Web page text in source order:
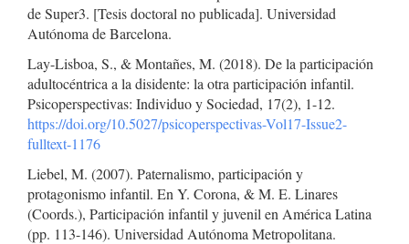
de Super3. [Tesis doctoral no publicada]. Universidad
Autónoma de Barcelona.
Lay-Lisboa, S., & Montañes, M. (2018). De la participación
adultocéntrica a la disidente: la otra participación infantil.
Psicoperspectivas: Individuo y Sociedad, 17(2), 1-12.
https://doi.org/10.5027/psicoperspectivas-Vol17-Issue2-
fulltext-1176
Liebel, M. (2007). Paternalismo, participación y
protagonismo infantil. En Y. Corona, & M. E. Linares
(Coords.), Participación infantil y juvenil en América Latina
(pp. 113-146). Universidad Autónoma Metropolitana.